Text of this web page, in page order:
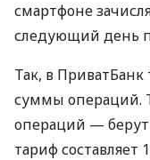
смартфоне
следующий день
Так, в ПриватБанк
суммы операций.
операций — берут
тариф составляет